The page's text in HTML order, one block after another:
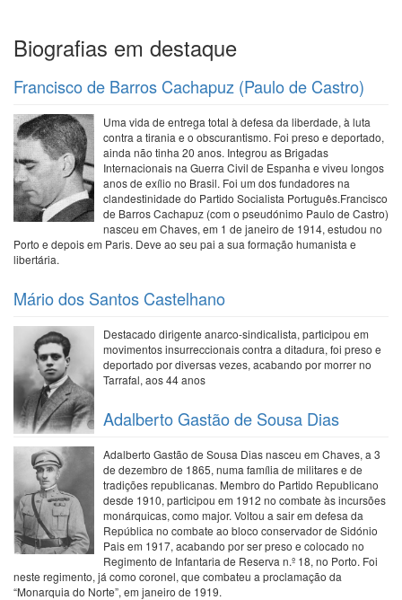
Biografias em destaque
Francisco de Barros Cachapuz (Paulo de Castro)
Uma vida de entrega total à defesa da liberdade, à luta
contra a tirania e o obscurantismo. Foi preso e deportado,
ainda não tinha 20 anos. Integrou as Brigadas
Internacionais na Guerra Civil de Espanha e viveu longos
anos de exílio no Brasil. Foi um dos fundadores na
clandestinidade do Partido Socialista Português.Francisco
de Barros Cachapuz (com o pseudónimo Paulo de Castro)
nasceu em Chaves, em 1 de janeiro de 1914, estudou no
Porto e depois em Paris. Deve ao seu pai a sua formação humanista e
libertária.
Mário dos Santos Castelhano
Destacado dirigente anarco-sindicalista, participou em
movimentos insurreccionais contra a ditadura, foi preso e
deportado por diversas vezes, acabando por morrer no
Tarrafal, aos 44 anos
Adalberto Gastão de Sousa Dias
Adalberto Gastão de Sousa Dias nasceu em Chaves, a 3
de dezembro de 1865, numa família de militares e de
tradições republicanas. Membro do Partido Republicano
desde 1910, participou em 1912 no combate às incursões
monárquicas, como major. Voltou a sair em defesa da
República no combate ao bloco conservador de Sidónio
Pais em 1917, acabando por ser preso e colocado no
Regimento de Infantaria de Reserva n.º 18, no Porto. Foi
neste regimento, já como coronel, que combateu a proclamação da
“Monarquia do Norte”, em janeiro de 1919.